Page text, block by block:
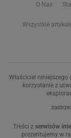
O Nas
Wszystkie
Właściciel
korzystanie z
Treści z serwisów
prezentujemy w